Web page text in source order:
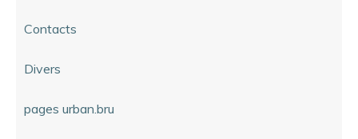
Contacts
Divers
pages urban.bru